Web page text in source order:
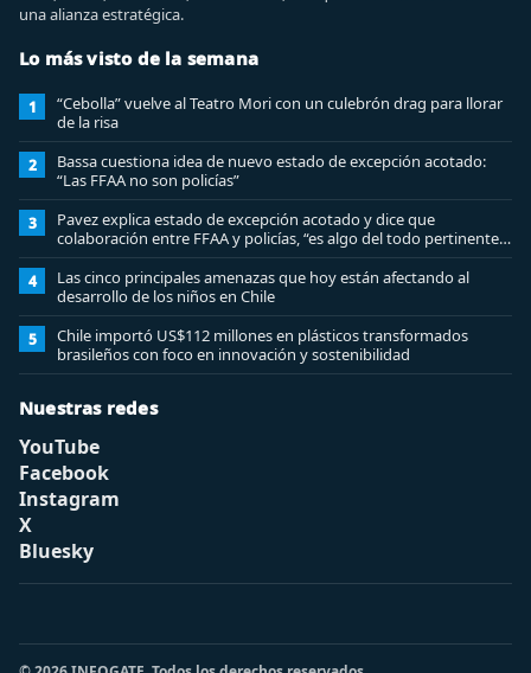
una alianza estratégica.
Lo más visto de la semana
1
“Cebolla” vuelve al Teatro Mori con un culebrón drag para llorar
de la risa
2
Bassa cuestiona idea de nuevo estado de excepción acotado:
“Las FFAA no son policías”
3
Pavez explica estado de excepción acotado y dice que
colaboración entre FFAA y policías, “es algo del todo pertinente
analizar”
4
Las cinco principales amenazas que hoy están afectando al
desarrollo de los niños en Chile
5
Chile importó US$112 millones en plásticos transformados
brasileños con foco en innovación y sostenibilidad
Nuestras redes
YouTube
Facebook
Instagram
X
Bluesky